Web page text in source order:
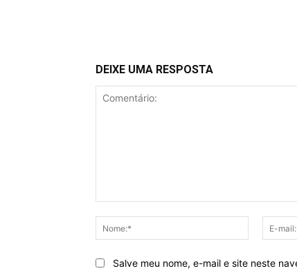
DEIXE UMA RESPOSTA
Nome:*
Salve meu nome, e-mail e site neste